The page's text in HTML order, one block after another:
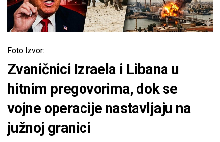
Foto Izvor:
Zvaničnici Izraela i Libana u
hitnim pregovorima, dok se
vojne operacije nastavljaju na
južnoj granici